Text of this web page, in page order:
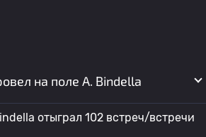
на поле A. Bindella
отыграл 102 встреч/встречи